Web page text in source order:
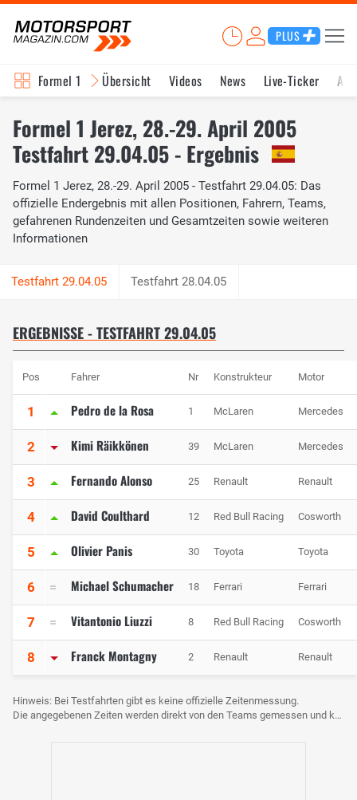
PLUS
Formel 1 Übersicht Videos News Live-Ticker
Formel 1 Jerez, 28.-29. April 2005
Testfahrt 29.04.05 - Ergebnis
Formel 1 Jerez, 28.-29. April 2005 - Testfahrt 29.04.05: Das
offizielle Endergebnis mit allen Positionen, Fahrern, Teams,
gefahrenen Rundenzeiten und Gesamtzeiten sowie weiteren
Informationen
Testfahrt 28.04.05
ERGEBNISSE - TESTFAHRT 29.04.05
Pos Fahrer Nr Konstrukteur Motor
1 Pedro de la Rosa 1 McLaren Mercedes
2 Kimi Räikkönen 39 McLaren Mercedes
3 Fernando Alonso 25 Renault Renault
4 David Coulthard 12 Red Bull Racing Cosworth
5 Olivier Panis 30 Toyota Toyota
6 Michael Schumacher 18 Ferrari Ferrari
7 Vitantonio Liuzzi 8 Red Bull Racing Cosworth
8 Franck Montagny 2 Renault Renault
Hinweis: Bei Testfahrten gibt es keine offizielle Zeitenmessung.
Die angegebenen Zeiten werden direkt von den Teams gemessen und können voneinander abweichen.